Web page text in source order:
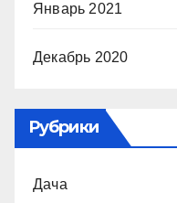
Январь 2021
Декабрь 2020
Рубрики
Дача